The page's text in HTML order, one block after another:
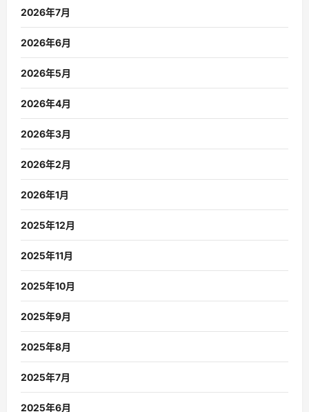
2026年7月
2026年6月
2026年5月
2026年4月
2026年3月
2026年2月
2026年1月
2025年12月
2025年11月
2025年10月
2025年9月
2025年8月
2025年7月
2025年6月